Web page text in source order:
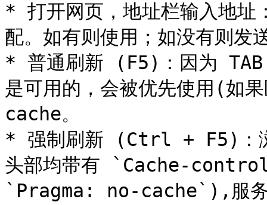
* 打开网页，地址栏输入地
配。如有则使用；如没有则发
* 普通刷新 (F5)：因为
是可用的，会被优先使用(如
cache。
* 强制刷新 (Ctrl + F5)：浏
头部均带有 `Cache-